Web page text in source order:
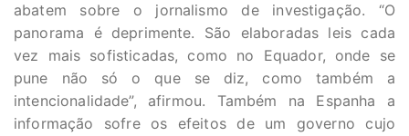
abatem sobre o jornalismo de investigação. “O
panorama é deprimente. São elaboradas leis cada
vez mais sofisticadas, como no Equador, onde se
pune não só o que se diz, como também a
intencionalidade”, afirmou. Também na Espanha a
informação sofre os efeitos de um governo cujo